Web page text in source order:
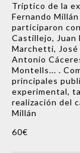
Tríptico de la
Fernando
participaron
Castillejo, Juan
Marchetti, José
Antonio
Montells... .
principales
experimental,
realización del
Millán
60€